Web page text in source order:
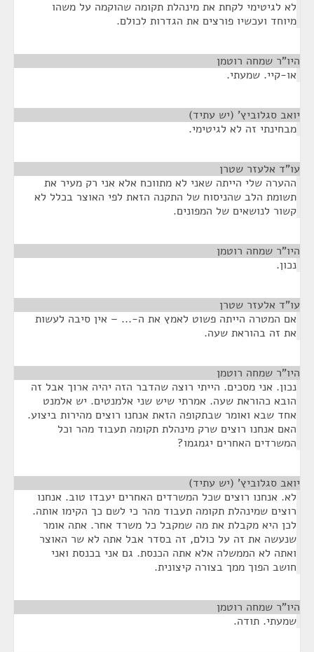
לא לגיטימי לקחת את מינהלת תקומה שהוקמה על משהו
מיוחד ועכשיו פורצים את הגדרות לכולם.
היו"ר שמחה רוטמן
או-קיי. שמעתי.
יואב סגלוביץ' (יש עתיד)
מבחינתי זה לא לגיטימי.
עו"ד אלעזר שטרן
ההערה שלי הייתה שאני לא מתווכח אלא אני רק מעיר את
תשומת הלב שהניסוח של התקנה הזאת לפי האוצר בכלל לא
קשור לנושאים של המפונים.
היו"ר שמחה רוטמן
נכון.
עו"ד אלעזר שטרן
אם המטרה הייתה פשוט לאמץ את ה-... – אין סיבה לעשות
את זה בהוראת שעה.
היו"ר שמחה רוטמן
נכון. אני מסכים. הייתי רוצה שהדבר הזה יהיה ארוך אבל זה
הובא כהוראת שעה. אמרתי שיש שני אלמנטים. יש אלמנט
אחד שבא ואומר שבתקופה הזאת אנחנו רוצים מהירות ביצוע.
האם אנחנו רוצים שרק מינהלת תקומה תעבוד מהר וכל
המשרדים האחרים יגמגמו?
יואב סגלוביץ' (יש עתיד)
לא. אנחנו רוצים שכל המשרדים האחרים יעבדו טוב. אנחנו
רוצים שמינהלת תקומה תעבוד מהר כי לשם כך הקימו אותה.
לכן היא מקבלת את מה שמקבל כל משרד אחר. אתה אומר
שנעשה את זה על כולם, זה בסדר אבל אתה לא שר האוצר
ואתה לא הממשלה אלא אתה הכנסת. גם אני בכנסת ואני
חושב הפוך ממך בצורה קיצונית.
היו"ר שמחה רוטמן
שמעתי. תודה.